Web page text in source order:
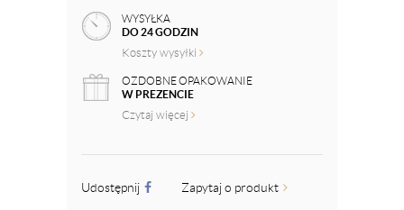
WYSYŁKA
DO 24 GODZIN
Koszty wysyłki
OZDOBNE OPAKOWANIE
W PREZENCIE
Czytaj więcej
Udostępnij Zapytaj o produkt